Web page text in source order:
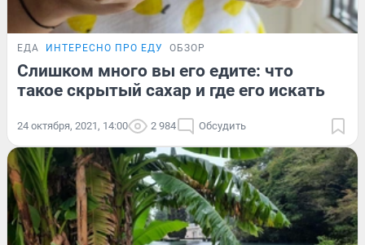
ЕДА ИНТЕРЕСНО ПРО ЕДУ ОБЗОР
Слишком много вы его едите: что
такое скрытый сахар и где его искать
24 октября, 2021, 14:00 2 984 Обсудить